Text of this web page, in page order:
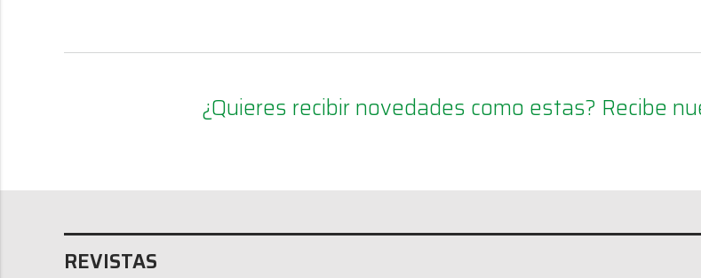
¿Quieres recibir novedades como estas? Recibe
REVISTAS